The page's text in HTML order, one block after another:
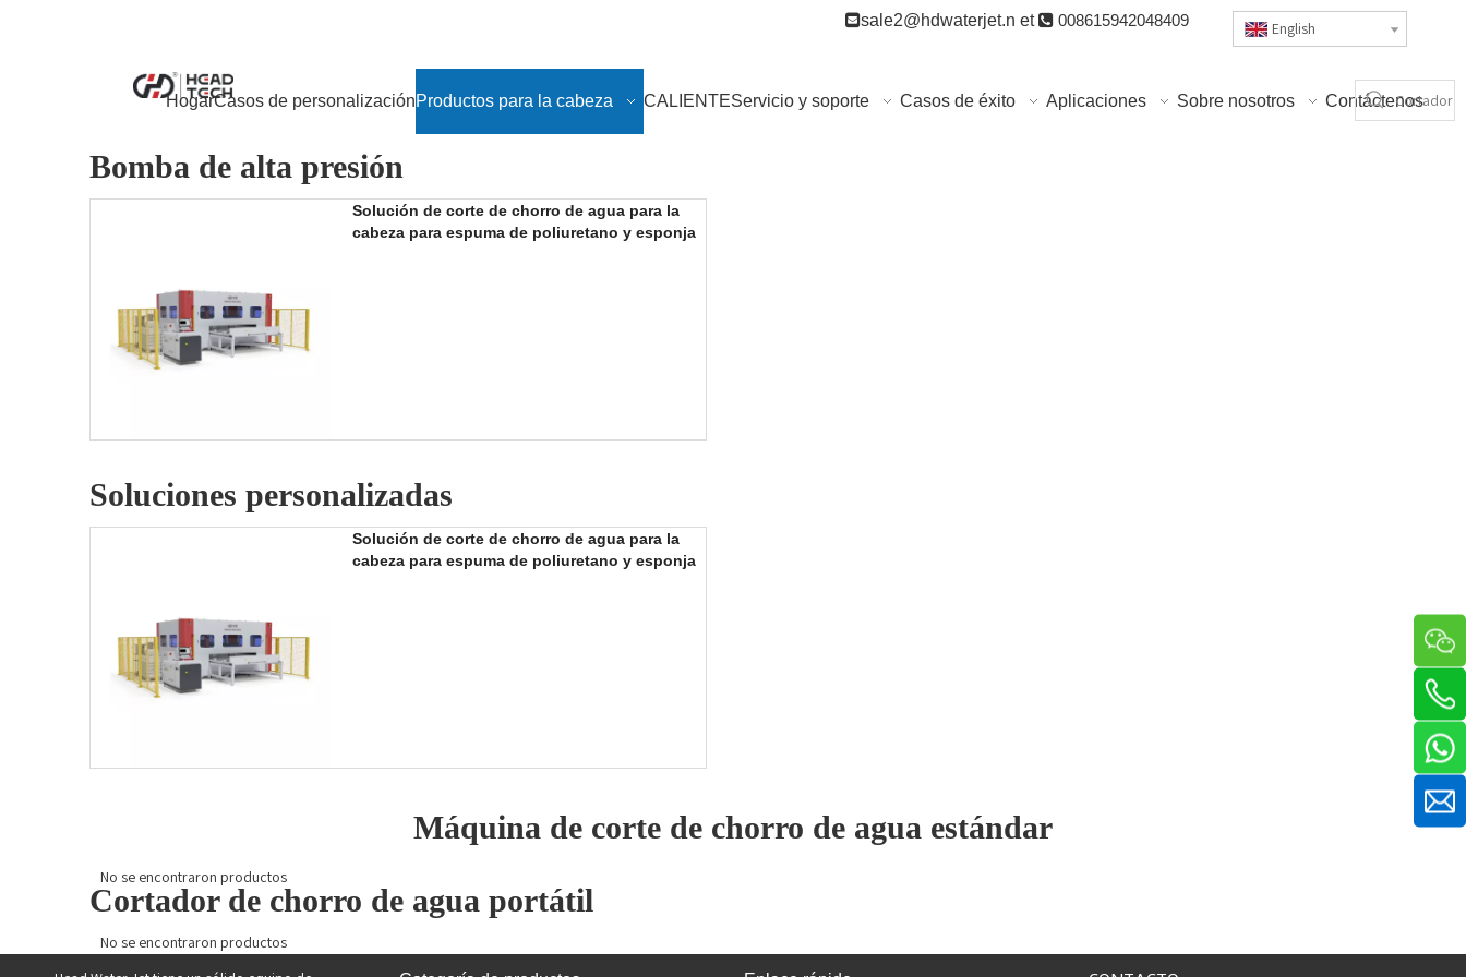
sale2@hdwaterjet.n et 008615942048409 English
HogarCasos de personalizaciónProductos para la cabeza CALIENTEServicio y soporte Casos de éxito Aplicaciones Sobre nosotros Contáctenos
Bomba de alta presión
Solución de corte de chorro de agua para la
cabeza para espuma de poliuretano y esponja
Soluciones personalizadas
Solución de corte de chorro de agua para la
cabeza para espuma de poliuretano y esponja
Máquina de corte de chorro de agua estándar
No se encontraron productos
Cortador de chorro de agua portátil
No se encontraron productos